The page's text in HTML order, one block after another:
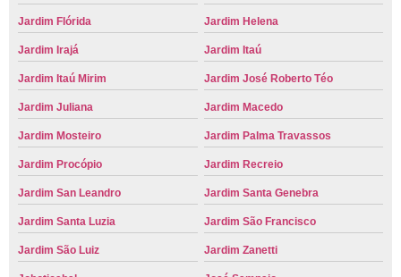
Jardim Flórida Jardim Helena
Jardim Irajá Jardim Itaú
Jardim Itaú Mirim Jardim José Roberto Téo
Jardim Juliana Jardim Macedo
Jardim Mosteiro Jardim Palma Travassos
Jardim Procópio Jardim Recreio
Jardim San Leandro Jardim Santa Genebra
Jardim Santa Luzia Jardim São Francisco
Jardim São Luiz Jardim Zanetti